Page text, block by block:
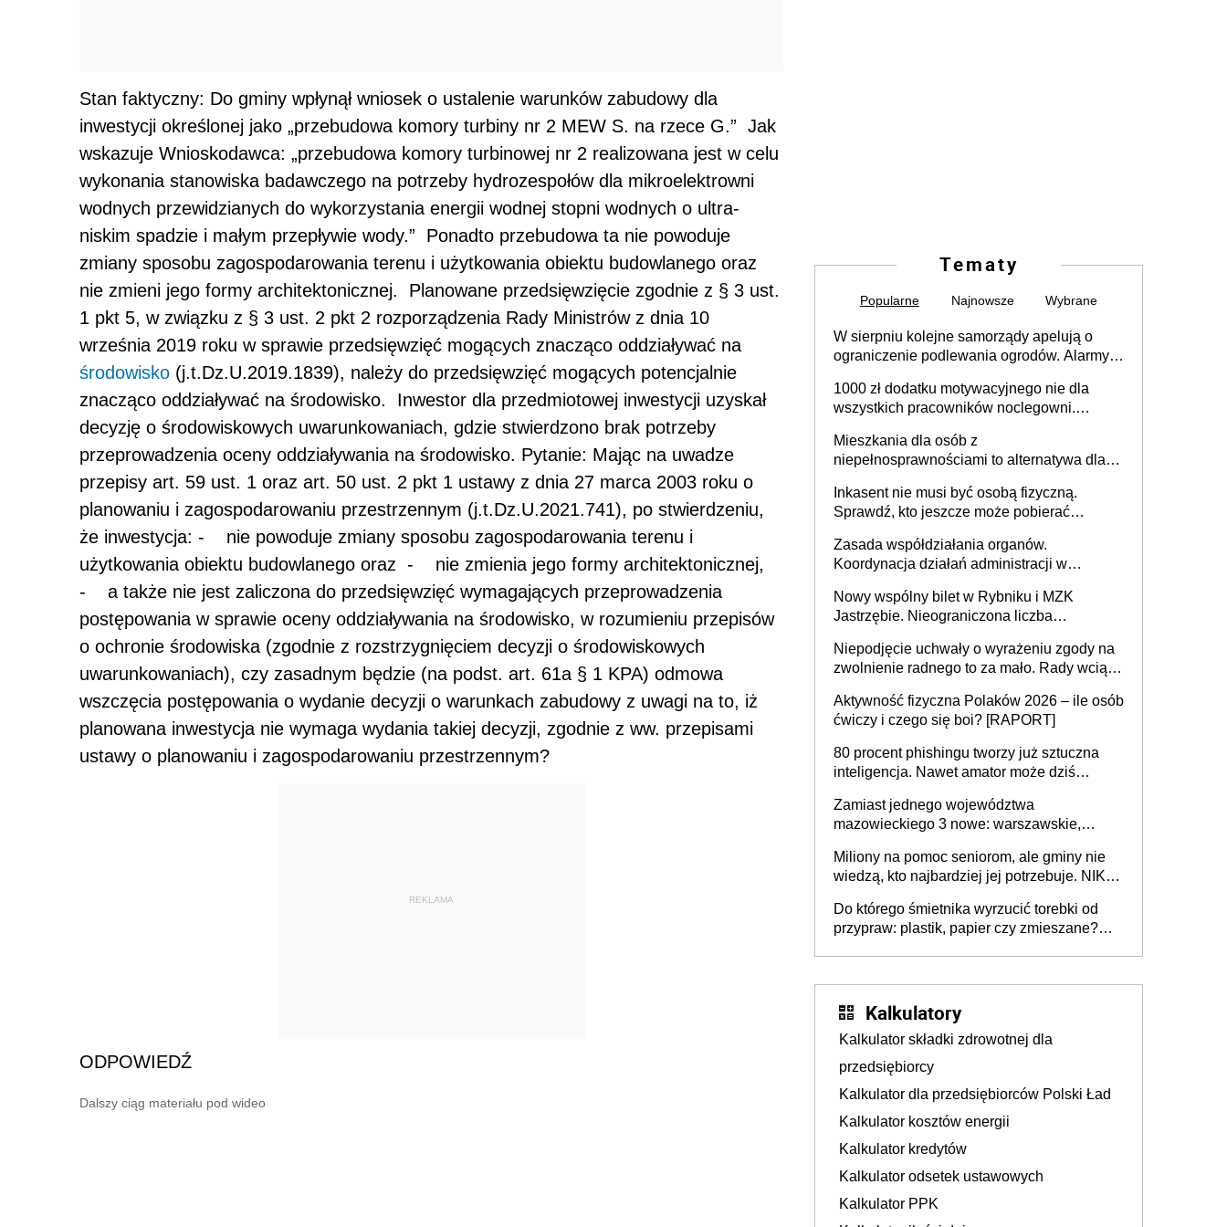
Stan faktyczny: Do gminy wpłynął wniosek o ustalenie warunków zabudowy dla
inwestycji określonej jako „przebudowa komory turbiny nr 2 MEW S. na rzece G.” Jak
wskazuje Wnioskodawca: „przebudowa komory turbinowej nr 2 realizowana jest w celu
wykonania stanowiska badawczego na potrzeby hydrozespołów dla mikroelektrowni
wodnych przewidzianych do wykorzystania energii wodnej stopni wodnych o ultra-
niskim spadzie i małym przepływie wody.” Ponadto przebudowa ta nie powoduje
zmiany sposobu zagospodarowania terenu i użytkowania obiektu budowlanego oraz
nie zmieni jego formy architektonicznej. Planowane przedsięwzięcie zgodnie z § 3 ust.
1 pkt 5, w związku z § 3 ust. 2 pkt 2 rozporządzenia Rady Ministrów z dnia 10
września 2019 roku w sprawie przedsięwzięć mogących znacząco oddziaływać na
środowisko (j.t.Dz.U.2019.1839), należy do przedsięwzięć mogących potencjalnie
znacząco oddziaływać na środowisko. Inwestor dla przedmiotowej inwestycji uzyskał
decyzję o środowiskowych uwarunkowaniach, gdzie stwierdzono brak potrzeby
przeprowadzenia oceny oddziaływania na środowisko. Pytanie: Mając na uwadze
przepisy art. 59 ust. 1 oraz art. 50 ust. 2 pkt 1 ustawy z dnia 27 marca 2003 roku o
planowaniu i zagospodarowaniu przestrzennym (j.t.Dz.U.2021.741), po stwierdzeniu,
że inwestycja: - nie powoduje zmiany sposobu zagospodarowania terenu i
użytkowania obiektu budowlanego oraz - nie zmienia jego formy architektonicznej,
- a także nie jest zaliczona do przedsięwzięć wymagających przeprowadzenia
postępowania w sprawie oceny oddziaływania na środowisko, w rozumieniu przepisów
o ochronie środowiska (zgodnie z rozstrzygnięciem decyzji o środowiskowych
uwarunkowaniach), czy zasadnym będzie (na podst. art. 61a § 1 KPA) odmowa
wszczęcia postępowania o wydanie decyzji o warunkach zabudowy z uwagi na to, iż
planowana inwestycja nie wymaga wydania takiej decyzji, zgodnie z ww. przepisami
ustawy o planowaniu i zagospodarowaniu przestrzennym?
REKLAMA
ODPOWIEDŹ
Dalszy ciąg materiału pod wideo
Tematy
Popularne Najnowsze Wybrane
W sierpniu kolejne samorządy apelują o
ograniczenie podlewania ogrodów. Alarmy w
może objąć cały kraj
1000 zł dodatku motywacyjnego nie dla
wszystkich pracowników noclegowni.
Mieszkania dla osób z
niepełnosprawnościami to alternatywa dla
samodzielnie lub z rodziną
Inkasent nie musi być osobą fizyczną.
Sprawdź, kto jeszcze może pobierać
Zasada współdziałania organów.
Koordynacja działań administracji w
Nowy wspólny bilet w Rybniku i MZK
Jastrzębie. Nieograniczona liczba
Niepodjęcie uchwały o wyrażeniu zgody na
zwolnienie radnego to za mało. Rady wciąż
rozstrzygać sprawy
Aktywność fizyczna Polaków 2026 – ile osób
ćwiczy i czego się boi? [RAPORT]
80 procent phishingu tworzy już sztuczna
inteligencja. Nawet amator może dziś
Zamiast jednego województwa
mazowieckiego 3 nowe: warszawskie,
Europie nie ma tak dużych jednostek
stołecznych
Miliony na pomoc seniorom, ale gminy nie
wiedzą, kto najbardziej jej potrzebuje. NIK
Do którego śmietnika wyrzucić torebki od
przypraw: plastik, papier czy zmieszane?
Kalkulatory
Kalkulator składki zdrowotnej dla
przedsiębiorcy
Kalkulator dla przedsiębiorców Polski Ład
Kalkulator kosztów energii
Kalkulator kredytów
Kalkulator odsetek ustawowych
Kalkulator PPK